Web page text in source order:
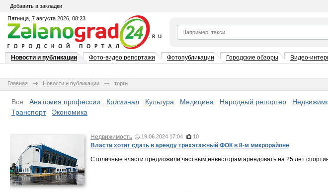
Добавить в закладки
Пятница, 7 августа 2026, 08:23
Новости и публикации Фото-видео репортажи Фотопубликации Городские обзоры Видео-
Главная Новости и публикации торги
Все Анатомия профессии Криминал Культура Медицина Народный репортер
Транспорт
Экономика
Недвижимость 19.06.2024 17:04 10
Власти хотят сдать в аренду трехэтажный ФОК в 8-м микрорайоне
Столичные власти предложили частным инвесторам арендовать на 25 лет